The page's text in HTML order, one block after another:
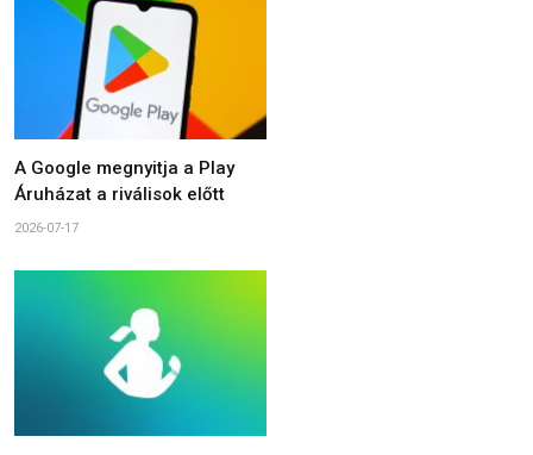
A Google megnyitja a Play
Áruházat a riválisok előtt
2026-07-17